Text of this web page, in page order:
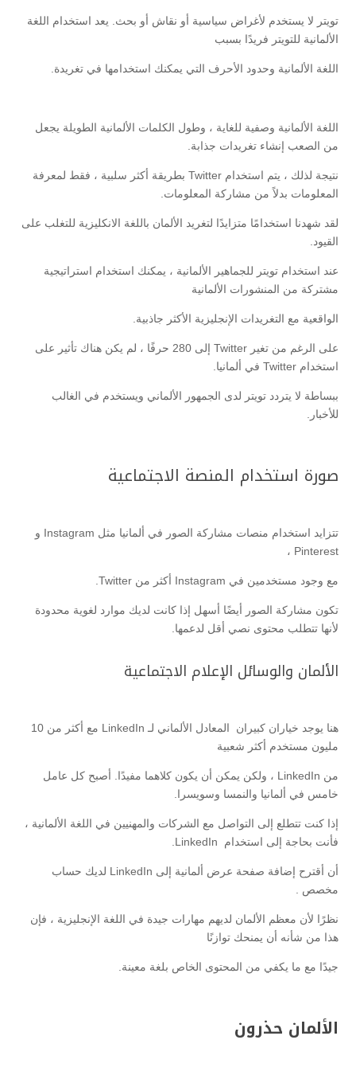
تويتر لا يستخدم لأغراض سياسية أو نقاش أو بحث. يعد استخدام اللغة
الألمانية للتويتر فريدًا بسبب
اللغة الألمانية وحدود الأحرف التي يمكنك استخدامها في تغريدة.
اللغة الألمانية وصفية للغاية ، وطول الكلمات الألمانية الطويلة يجعل
من الصعب إنشاء تغريدات جذابة.
نتيجة لذلك ، يتم استخدام Twitter بطريقة أكثر سلبية ، فقط لمعرفة
المعلومات بدلاً من مشاركة المعلومات.
لقد شهدنا استخدامًا متزايدًا لتغريد الألمان باللغة الانكليزية للتغلب على
القيود.
عند استخدام تويتر للجماهير الألمانية ، يمكنك استخدام استراتيجية
مشتركة من المنشورات الألمانية
الواقعية مع التغريدات الإنجليزية الأكثر جاذبية.
على الرغم من تغير Twitter إلى 280 حرفًا ، لم يكن هناك تأثير على
استخدام Twitter في ألمانيا.
ببساطة لا يتردد تويتر لدى الجمهور الألماني ويستخدم في الغالب
للأخبار.
صورة استخدام المنصة الاجتماعية
تتزايد استخدام منصات مشاركة الصور في ألمانيا مثل Instagram و
Pinterest ،
مع وجود مستخدمين في Instagram أكثر من Twitter.
تكون مشاركة الصور أيضًا أسهل إذا كانت لديك موارد لغوية محدودة
لأنها تتطلب محتوى نصي أقل لدعمها.
الألمان والوسائل الإعلام الاجتماعية
هنا يوجد خياران كبيران المعادل الألماني لـ LinkedIn مع أكثر من 10
مليون مستخدم أكثر شعبية
من LinkedIn ، ولكن يمكن أن يكون كلاهما مفيدًا. أصبح كل عامل
خامس في ألمانيا والنمسا وسويسرا.
إذا كنت تتطلع إلى التواصل مع الشركات والمهنيين في اللغة الألمانية ،
فأنت بحاجة إلى استخدام LinkedIn.
أن أقترح إضافة صفحة عرض ألمانية إلى LinkedIn لديك حساب
مخصص .
نظرًا لأن معظم الألمان لديهم مهارات جيدة في اللغة الإنجليزية ، فإن
هذا من شأنه أن يمنحك توازنًا
جيدًا مع ما يكفي من المحتوى الخاص بلغة معينة.
الألمان حذرون